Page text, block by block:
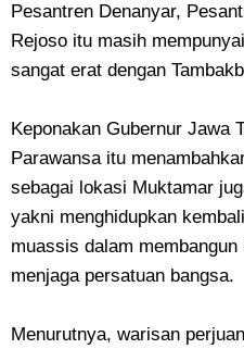
Pesantren Denanyar,
Rejoso itu masih
sangat erat dengan
Keponakan Gubernur Jawa
Parawansa itu
sebagai lokasi Muktamar
yakni menghidupkan
muassis dalam
menjaga persatuan bangsa.
Menurutnya, warisan